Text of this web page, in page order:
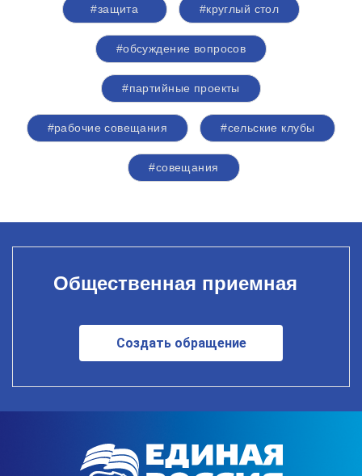
#защита #круглый стол
#обсуждение вопросов
#партийные проекты
#рабочие совещания #сельские клубы
#совещания
Общественная приемная
Создать обращение